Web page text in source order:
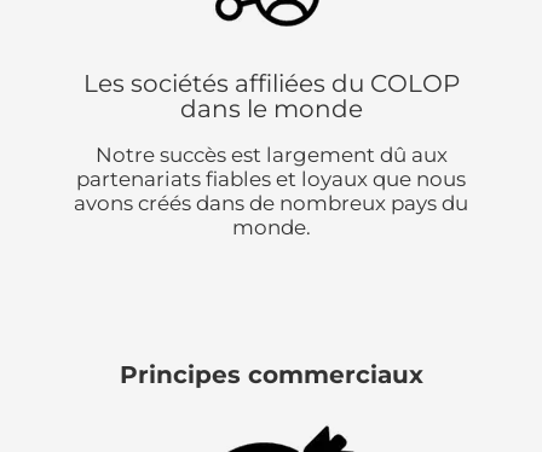
Les sociétés affiliées du COLOP
dans le monde
Notre succès est largement dû aux
partenariats fiables et loyaux que nous
avons créés dans de nombreux pays du
monde.
Principes commerciaux